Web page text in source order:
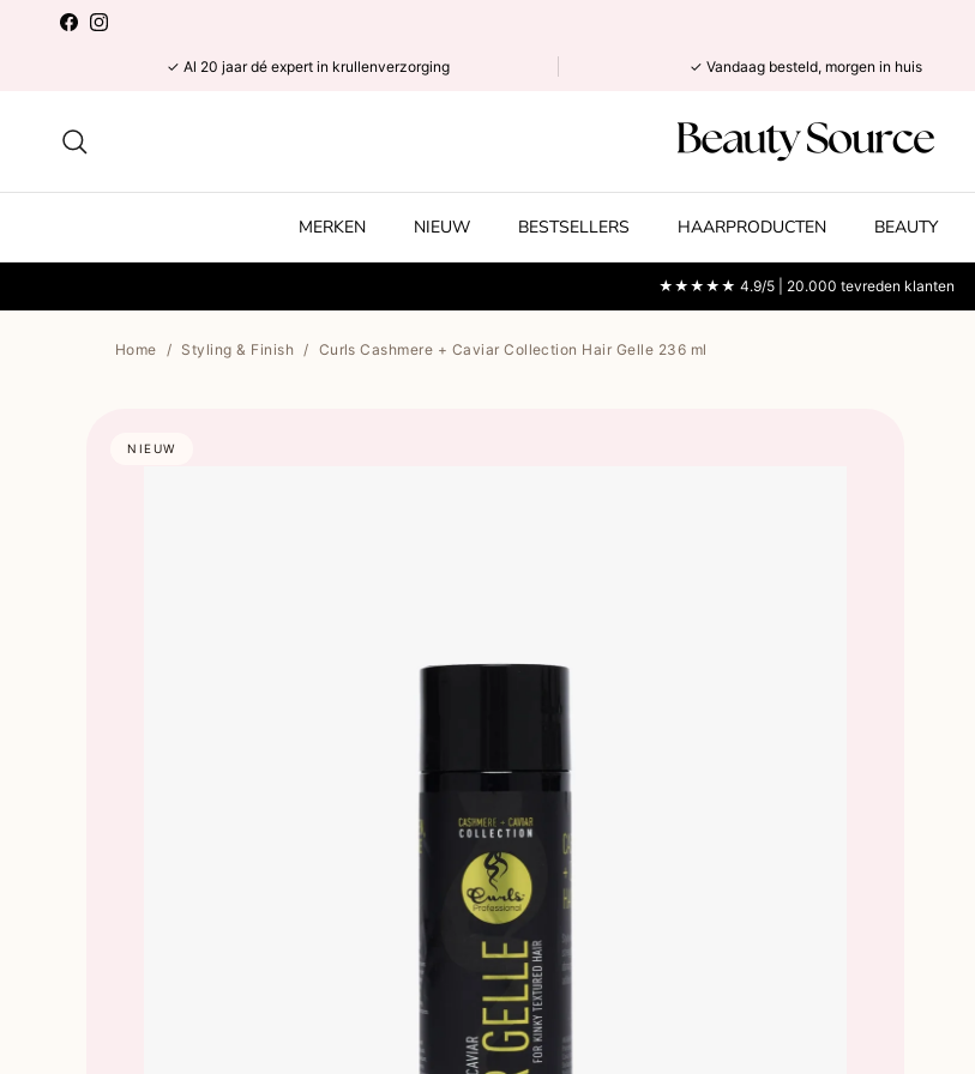
Ga naar inhoud
FacebookInstagram
✓ Al 20 jaar dé expert in krullenverzorging ✓ Vandaag besteld, morgen in huis
MERKEN NIEUW BESTSELLERS HAARPRODUCTEN BEAUTY
★★★★★ 4.9/5 | 20.000 tevreden klanten
Home / Styling & Finish / Curls Cashmere + Caviar Collection Hair Gelle 236 ml
NIEUW